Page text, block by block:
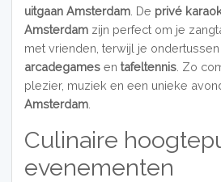
uitgaan Amsterdam. De privé
Amsterdamzijn perfect om je
met vrienden, terwijl je
arcadegamesen tafeltennis. Zo
plezier, muziek en een unieke
Amsterdam.
Culinaire
evenementen